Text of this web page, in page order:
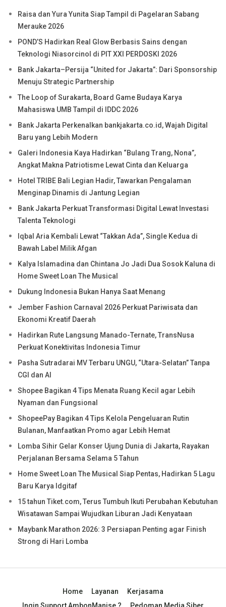
Raisa dan Yura Yunita Siap Tampil di Pagelaran Sabang
Merauke 2026
POND’S Hadirkan Real Glow Berbasis Sains dengan
Teknologi Niasorcinol di PIT XXI PERDOSKI 2026
Bank Jakarta–Persija “United for Jakarta”: Dari Sponsorship
Menuju Strategic Partnership
The Loop of Surakarta, Board Game Budaya Karya
Mahasiswa UMB Tampil di IDDC 2026
Bank Jakarta Perkenalkan bankjakarta.co.id, Wajah Digital
Baru yang Lebih Modern
Galeri Indonesia Kaya Hadirkan “Bulang Trang, Nona”,
Angkat Makna Patriotisme Lewat Cinta dan Keluarga
Hotel TRIBE Bali Legian Hadir, Tawarkan Pengalaman
Menginap Dinamis di Jantung Legian
Bank Jakarta Perkuat Transformasi Digital Lewat Investasi
Talenta Teknologi
Iqbal Aria Kembali Lewat “Takkan Ada”, Single Kedua di
Bawah Label Milik Afgan
Kalya Islamadina dan Chintana Jo Jadi Dua Sosok Kaluna di
Home Sweet Loan The Musical
Dukung Indonesia Bukan Hanya Saat Menang
Jember Fashion Carnaval 2026 Perkuat Pariwisata dan
Ekonomi Kreatif Daerah
Hadirkan Rute Langsung Manado-Ternate, TransNusa
Perkuat Konektivitas Indonesia Timur
Pasha Sutradarai MV Terbaru UNGU, “Utara-Selatan” Tanpa
CGI dan AI
Shopee Bagikan 4 Tips Menata Ruang Kecil agar Lebih
Nyaman dan Fungsional
ShopeePay Bagikan 4 Tips Kelola Pengeluaran Rutin
Bulanan, Manfaatkan Promo agar Lebih Hemat
Lomba Sihir Gelar Konser Ujung Dunia di Jakarta, Rayakan
Perjalanan Bersama Selama 5 Tahun
Home Sweet Loan The Musical Siap Pentas, Hadirkan 5 Lagu
Baru Karya Idgitaf
15 tahun Tiket.com, Terus Tumbuh Ikuti Perubahan Kebutuhan
Wisatawan Sampai Wujudkan Liburan Jadi Kenyataan
Maybank Marathon 2026: 3 Persiapan Penting agar Finish
Strong di Hari Lomba
Home Layanan
Kerjasama